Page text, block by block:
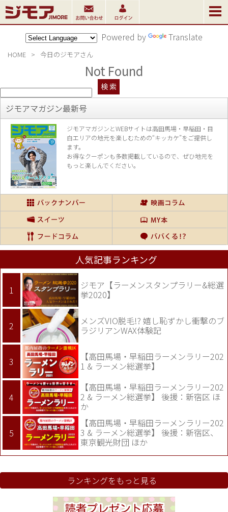
Powered by Translate
HOME > 今日のジモアさん
Not Found
ジモアマガジン最新号
ジモアマガジンとWEBサイトは高田馬場・早稲田・目
白エリアの地元を楽しむための“キッカケ”をご提供し
ます。
お得なクーポンも多数掲載しているので、 ぜひ地元を
もっと楽しんでください。
人気記事ランキング
ジモア【ラーメンスタンプラリー&総選
挙2020】
メンズVIO脱毛!? 嬉し恥ずかし衝撃のブ
ラジリアンWAX体験記
【高田馬場・早稲田ラーメンラリー202
1 & ラーメン総選挙】
【高田馬場・早稲田ラーメンラリー202
2 & ラーメン総選挙】 後援：新宿区 ほ
か
【高田馬場・早稲田ラーメンラリー202
3 & ラーメン総選挙】 後援：新宿区、
東京観光財団 ほか
ランキングをもっと見る